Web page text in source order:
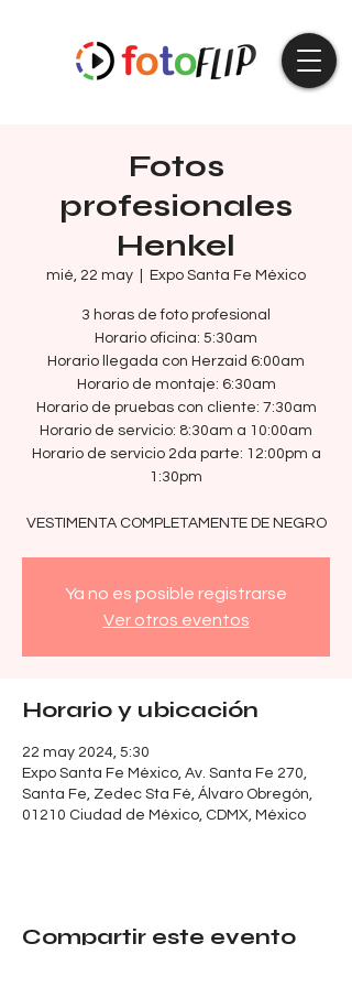
Fotos
profesionales
Henkel
mié, 22 may Expo Santa Fe México
3 horas de foto profesional
Horario oficina: 5:30am
Horario llegada con Herzaid 6:00am
Horario de montaje: 6:30am
Horario de pruebas con cliente: 7:30am
Horario de servicio: 8:30am a 10:00am
Horario de servicio 2da parte: 12:00pm a
1:30pm
VESTIMENTA COMPLETAMENTE DE NEGRO
Ya no es posible registrarse
Ver otros eventos
Horario y ubicación
22 may 2024, 5:30
Expo Santa Fe México, Av. Santa Fe 270,
Santa Fe, Zedec Sta Fé, Álvaro Obregón,
01210 Ciudad de México, CDMX, México
Compartir este evento